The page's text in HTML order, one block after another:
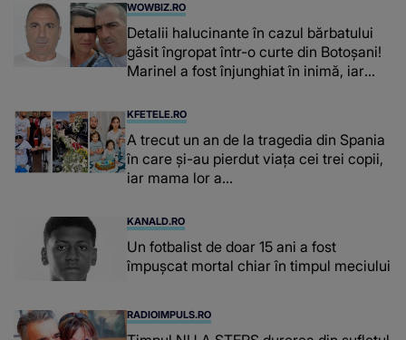
WOWBIZ.RO
Detalii halucinante în cazul bărbatului
găsit îngropat într-o curte din Botoșani!
Marinel a fost înjunghiat în inimă, iar
suspecți
KFETELE.RO
A trecut un an de la tragedia din Spania
în care și-au pierdut viața cei trei copii,
iar mama lor a…
KANALD.RO
Un fotbalist de doar 15 ani a fost
împușcat mortal chiar în timpul meciului
RADIOIMPULS.RO